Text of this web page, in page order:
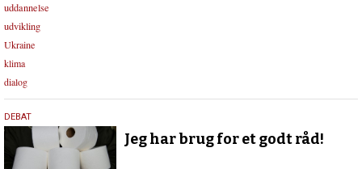
uddannelse
udvikling
Ukraine
klima
dialog
13.
marts
2025
DEBAT
Jeg har brug for et godt råd!